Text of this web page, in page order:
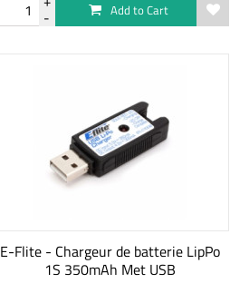
Add to Cart
E-Flite - Chargeur de batterie LipPo
1S 350mAh Met USB